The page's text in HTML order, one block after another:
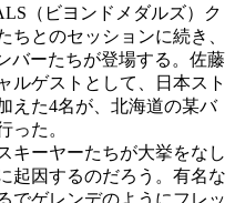
（ビヨンドメダルズ）ク
ちとのセッションに続き、
バーたちが登場する。佐藤
ルゲストとして、日本スト
えた4名が、北海道の某バ
った。
キーヤーたちが大挙をなし
起因するのだろう。有名な
でゲレンデのようにフレッ